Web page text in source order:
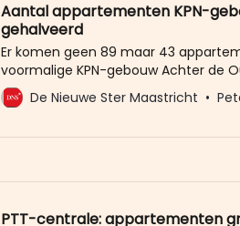
Aantal appartementen KPN-
gehalveerd
Er komen geen 89 maar 43
voormalige KPN-gebouw Achter de
Minderbroeders. De woningen gaan
de naam Jekercour in de verkoop. Dat
LinkedIn weten. De keuze voor bijna
De Nieuwe Ster Maastricht
PTT-centrale: appartementen